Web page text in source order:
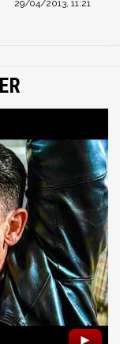
29/04/2013, 11:21
►